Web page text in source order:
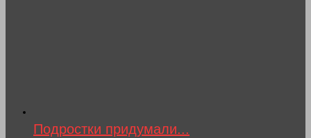
Подростки придумали...